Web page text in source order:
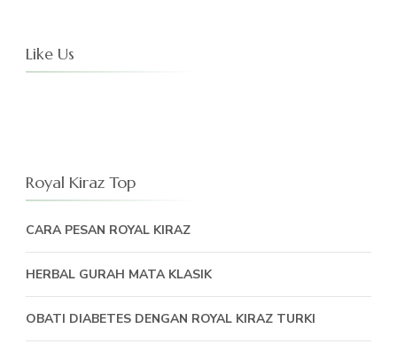
Like Us
Royal Kiraz Top
CARA PESAN ROYAL KIRAZ
HERBAL GURAH MATA KLASIK
OBATI DIABETES DENGAN ROYAL KIRAZ TURKI